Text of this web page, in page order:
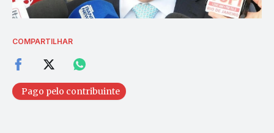
COMPARTILHAR
Pago pelo contribuinte